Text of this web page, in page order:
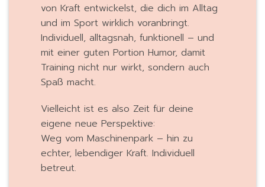
von Kraft entwickelst, die dich im Alltag
und im Sport wirklich voranbringt.
Individuell, alltagsnah, funktionell – und
mit einer guten Portion Humor, damit
Training nicht nur wirkt, sondern auch
Spaß macht.
Vielleicht ist es also Zeit für deine
eigene neue Perspektive:
Weg vom Maschinenpark – hin zu
echter, lebendiger Kraft. Individuell
betreut.